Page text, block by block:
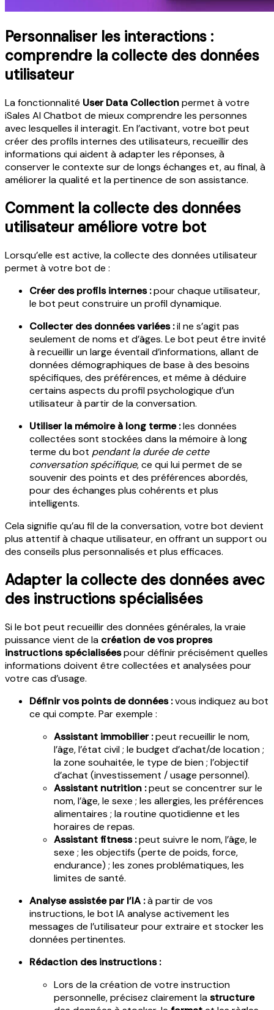
Personnaliser les interactions :
comprendre la collecte des données
utilisateur
La fonctionnalité User Data Collectionpermet à votre
iSales AI Chatbot de mieux comprendre les personnes
avec lesquelles il interagit. En l’activant, votre bot peut
créer des profils internes des utilisateurs, recueillir des
informations qui aident à adapter les réponses, à
conserver le contexte sur de longs échanges et, au final, à
améliorer la qualité et la pertinence de son assistance.
Comment la collecte des données
utilisateur améliore votre bot
Lorsqu’elle est active, la collecte des données utilisateur
permet à votre bot de :
Créer des profils internes :pour chaque utilisateur,
le bot peut construire un profil dynamique.
Collecter des données variées :il ne s’agit pas
seulement de noms et d’âges. Le bot peut être invité
à recueillir un large éventail d’informations, allant de
données démographiques de base à des besoins
spécifiques, des préférences, et même à déduire
certains aspects du profil psychologique d’un
utilisateur à partir de la conversation.
Utiliser la mémoire à long terme :les données
collectées sont stockées dans la mémoire à long
terme du bot pendant la durée de cette
conversation spécifique, ce qui lui permet de se
souvenir des points et des préférences abordés,
pour des échanges plus cohérents et plus
intelligents.
Cela signifie qu’au fil de la conversation, votre bot devient
plus attentif à chaque utilisateur, en offrant un support ou
des conseils plus personnalisés et plus efficaces.
Adapter la collecte des données avec
des instructions spécialisées
Si le bot peut recueillir des données générales, la vraie
puissance vient de la création de vos propres
instructions spécialiséespour définir précisément quelles
informations doivent être collectées et analysées pour
votre cas d’usage.
Définir vos points de données :vous indiquez au bot
ce qui compte. Par exemple :
Assistant immobilier :peut recueillir le nom,
l’âge, l’état civil ; le budget d’achat/de location ;
la zone souhaitée, le type de bien ; l’objectif
d’achat (investissement / usage personnel).
Assistant nutrition :peut se concentrer sur le
nom, l’âge, le sexe ; les allergies, les préférences
alimentaires ; la routine quotidienne et les
horaires de repas.
Assistant fitness :peut suivre le nom, l’âge, le
sexe ; les objectifs (perte de poids, force,
endurance) ; les zones problématiques, les
limites de santé.
Analyse assistée par l’IA :à partir de vos
instructions, le bot IA analyse activement les
messages de l’utilisateur pour extraire et stocker les
données pertinentes.
Rédaction des instructions :
Lors de la création de votre instruction
personnelle, précisez clairement lastructure